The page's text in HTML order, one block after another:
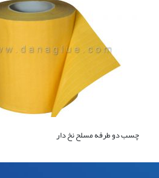
چسب دو طرفه مسلح نخ دار